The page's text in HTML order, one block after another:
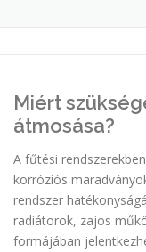
Miért
átmosása?
A fűtési
korróziós
rendszer
radiátorok, zajos
formájában